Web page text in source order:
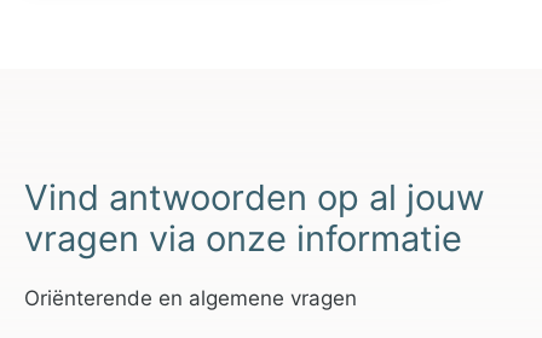
Vind antwoorden op al jouw
vragen via onze informatie
Oriënterende en algemene vragen